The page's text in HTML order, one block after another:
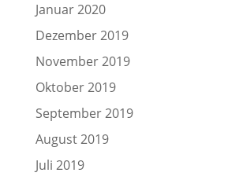
Januar 2020
Dezember 2019
November 2019
Oktober 2019
September 2019
August 2019
Juli 2019